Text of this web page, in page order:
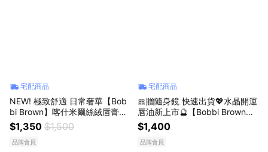
宅配商品
NEW! 極致舒適 日常奢華【Bob
bi Brown】喀什米爾絲絨唇膏💖
全新9色齊上市
$1,350 $1,500
品牌會員
宅配商品
🎀贈隨身鏡 快速出貨💖水晶開運
唇油新上市🔮【Bobbi Brown】
晶鑽水晶豐盈護唇油 #水晶豐唇
油｜ 送女友 ｜生日禮物 亮出你
的好氣場
$1,400
品牌會員